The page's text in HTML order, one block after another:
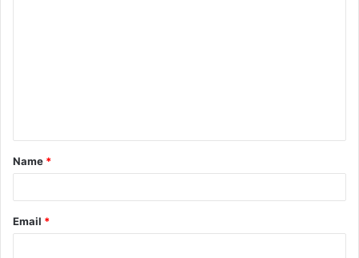
t
*
Name *
Email *